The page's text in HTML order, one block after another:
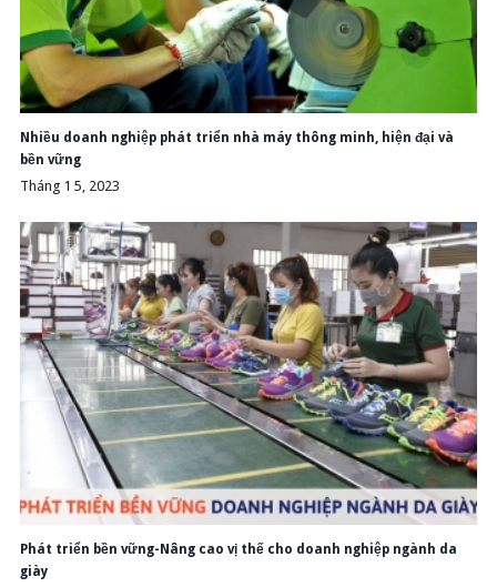
Nhiều doanh nghiệp phát triển nhà máy thông minh, hiện đại và
bền vững
Tháng 1 5, 2023
Phát triển bền vững-Nâng cao vị thế cho doanh nghiệp ngành da
giày